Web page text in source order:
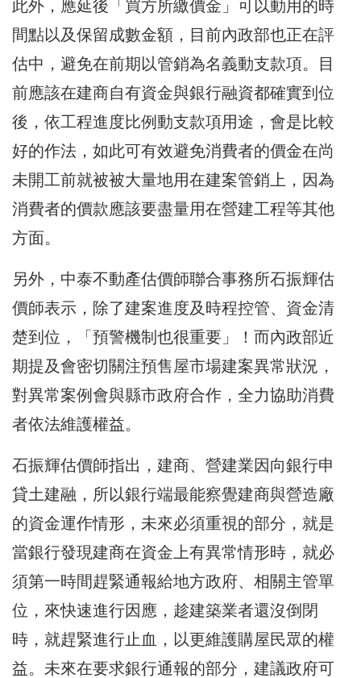
此外，應延後「買方所繳價金」可以動用的時
間點以及保留成數金額，目前內政部也正在評
估中，避免在前期以管銷為名義動支款項。目
前應該在建商自有資金與銀行融資都確實到位
後，依工程進度比例動支款項用途，會是比較
好的作法，如此可有效避免消費者的價金在尚
未開工前就被被大量地用在建案管銷上，因為
消費者的價款應該要盡量用在營建工程等其他
方面。
另外，中泰不動產估價師聯合事務所石振輝估
價師表示，除了建案進度及時程控管、資金清
楚到位，「預警機制也很重要」！而內政部近
期提及會密切關注預售屋市場建案異常狀況，
對異常案例會與縣市政府合作，全力協助消費
者依法維護權益。
石振輝估價師指出，建商、營建業因向銀行申
貸土建融，所以銀行端最能察覺建商與營造廠
的資金運作情形，未來必須重視的部分，就是
當銀行發現建商在資金上有異常情形時，就必
須第一時間趕緊通報給地方政府、相關主管單
位，來快速進行因應，趁建築業者還沒倒閉
時，就趕緊進行止血，以更維護購屋民眾的權
益。未來在要求銀行通報的部分，建議政府可